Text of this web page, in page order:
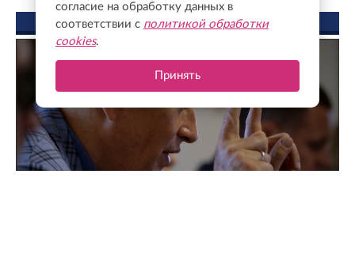
ФОТО ДНЯ
согласие на обработку данных в
соответствии с политикой обработки
cookies.
Принять